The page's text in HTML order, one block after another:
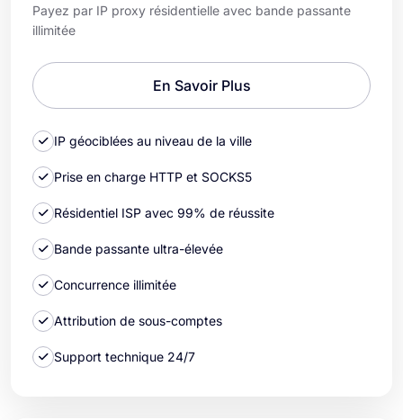
Payez par IP proxy résidentielle avec bande passante
illimitée
En Savoir Plus
IP géociblées au niveau de la ville
Prise en charge HTTP et SOCKS5
Résidentiel ISP avec 99% de réussite
Bande passante ultra-élevée
Concurrence illimitée
Attribution de sous-comptes
Support technique 24/7